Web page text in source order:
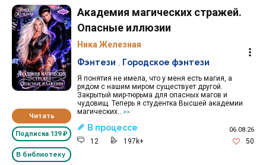
Читать
Подписка 139 ₽
В библиотеку
Академия магических стражей.
Опасные иллюзии
Ника Железная
Я понятия не имела, что у меня есть магия, а
рядом с нашим миром существует другой.
Закрытый мир-тюрьма для опасных магов и
чудовищ. Теперь я студентка Высшей академии
магических...>>
Фэнтези Городское фэнтези
В процессе 06.08.26
12 197k+ 50